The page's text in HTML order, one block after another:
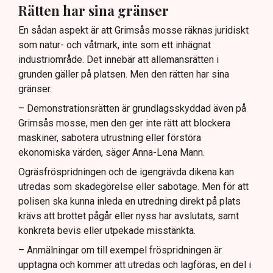
Rätten har sina gränser
En sådan aspekt är att Grimsås mosse räknas juridiskt
som natur- och våtmark, inte som ett inhägnat
industriområde. Det innebär att allemansrätten i
grunden gäller på platsen. Men den rätten har sina
gränser.
– Demonstrationsrätten är grundlagsskyddad även på
Grimsås mosse, men den ger inte rätt att blockera
maskiner, sabotera utrustning eller förstöra
ekonomiska värden, säger Anna-Lena Mann.
Ogräsfröspridningen och de igengrävda dikena kan
utredas som skadegörelse eller sabotage. Men för att
polisen ska kunna inleda en utredning direkt på plats
krävs att brottet pågår eller nyss har avslutats, samt
konkreta bevis eller utpekade misstänkta.
– Anmälningar om till exempel fröspridningen är
upptagna och kommer att utredas och lagföras, en del i